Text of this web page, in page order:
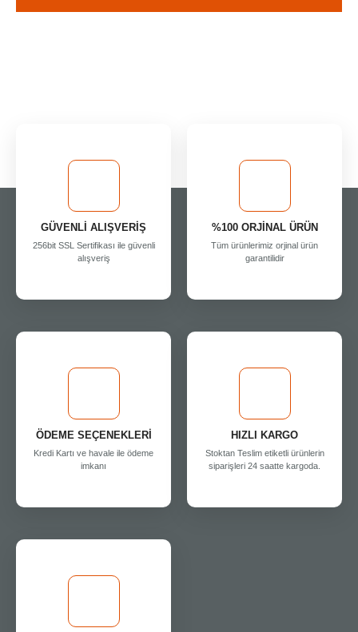
GÜVENLİ ALIŞVERİŞ
256bit SSL Sertifikası ile güvenli
alışveriş
%100 ORJİNAL ÜRÜN
Tüm ürünlerimiz orjinal ürün
garantilidir
ÖDEME SEÇENEKLERİ
Kredi Kartı ve havale ile ödeme
imkanı
HIZLI KARGO
Stoktan Teslim etiketli ürünlerin
siparişleri 24 saatte kargoda.